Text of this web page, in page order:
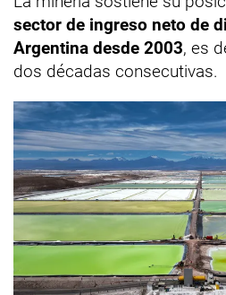
sector de ingreso neto de
Argentina desde 2003, es
dos décadas consecutivas.